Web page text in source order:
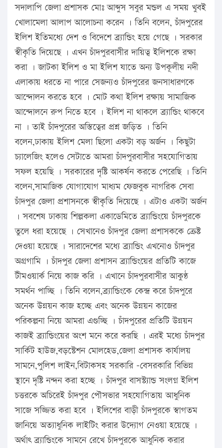
সদালাপি জেলা প্রশাসক মোঃ আব্দুস সবুর মন্ডল এ সময় খুবই
খোলামেলা আলাপ আলোচনা করেন । তিনি বলেন, চাঁদপুরের
ইলিশ ইতিমধ্যে দেশ ও বিদেশে ব্র্যান্ডিং হয়ে গেছে । সরকার
স্বীকৃতি দিয়েছে । এখন চাঁদপুরবাসীর দায়িত্ব ইলিশকে রক্ষা
করা । জাটকা ইলিশ ও মা ইলিশ যাতে অন্য উপকূলীয় নদী
এলাকায় ধরতে না পারে সেজন্যও চাঁদপুরের জনসাধারণকে
আন্দোলন করতে হবে । মোট কথা ইলিশ রক্ষায় সামাজিক
আন্দোলনে রুপ নিতে হবে । ইলিশ না থাকলে ব্র্যান্ডিং থাকবে
না । তাই চাঁদপুরের অস্তিত্বের প্রশ্ন জড়িত । তিনি
বলেন,ঢাকায় ইলিশ মেলা ছিলো একটা বড় অর্জন । কিছুটা
চ্যালেজিং হলেও সেটাতে আমরা চাঁদপুরবাসীর সহযোগিতায়
সফল হয়েছি । সরকারের দৃষ্টি আকর্ষন করতে পেরেছি । তিনি
বলেন,সামাজিক যোগাযোগ মাধ্যম ফেজবুক নাগরিক সেবা
চাঁদপুর জেলা প্রশাসনকে স্বীকৃতি দিয়েছে । এটাও একটা অর্জন
। সবশেষ ঢাকায় শিল্পকলা একাডেমিতে ব্র্যান্ডিংয়ে চাঁদপুরকে
তুলে ধরা হয়েছে । সেখানেও চাঁদপুর জেলা প্রশাসককে ক্রেষ্ট
দেওয়া হয়েছে । সারাদেশের মধ্যে ব্র্যান্ডিং এখনোও চাঁদপুর
অগ্রগামি । চাঁদপুর জেলা প্রশাসন ব্র্যান্ডিংয়ের প্রতিটি কাজে
টীমওয়ার্ক নিয়ে কাজ করি । এখানে চাঁদপুরবাসীর আকুণ্ঠ
সমর্থন পাচ্ছি । তিনি বলেন,ব্র্যান্ডিংকে কেন্দ্র করে চাঁদপুরে
অনেক উন্নয়ন কাজ হচ্ছে এবং অনেক উন্নয়ন কাজের
পরিকল্পনা নিয়ে আমরা এগুচ্ছি । চাঁদপুরের প্রতিটি উন্নয়ন
কাজই ব্র্যান্ডিংয়ের অংশ মনে করে করছি । এরই মধ্যে চাঁদপুর
সার্কিট হাউজ,বড়স্টেশন মোলহেড,জেলা প্রশাসক কার্যালয়
সামনে,পুলিশ লাইন,বিটাকসহ সরকারি -বেসরকারি বিভিন্ন
স্থানে দৃষ্টি নন্দন করা হচ্ছে । চাঁদপুর বাসস্ট্যান্ড সংলগ্ন ইলিশ
চত্তরকে অচিরেই চাঁদপুর পৌসভার সহযোগিতায় আধুনিক
সাজে সজ্জিত করা হবে । ইলিশের বাড়ী চাঁদপুরকে স্বাগতম
জানিয়ে অত্যাধুনিক লাইটিং করার উদ্যোগ নেওয়া হয়েছে ।
অর্থাৎ ব্র্যান্ডিংকে সামনে রেখে চাঁদপুরকে আধুনিক করার